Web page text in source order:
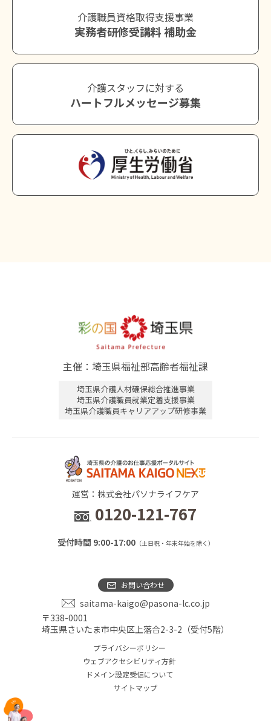
介護職員資格取得支援事業
実務者研修受講料 補助金
介護スタッフに対する
ハートフルメッセージ募集
主催：埼玉県福祉部高齢者福祉課
埼玉県介護人材確保総合推進事業
埼玉県介護職員就業定着支援事業
埼玉県介護職員キャリアアップ研修事業
運営：株式会社パソナライフケア
0120-121-767
受付時間 9:00-17:00（土日祝・年末年始を除く）
お問い合わせ
saitama-kaigo@pasona-lc.co.jp
〒338-0001
埼玉県さいたま市中央区上落合2-3-2（受付5階）
プライバシーポリシー
ウェブアクセシビリティ方針
ドメイン設定受信について
サイトマップ